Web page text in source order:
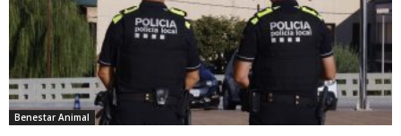
Benestar Animal